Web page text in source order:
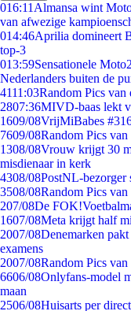
016:11 Almansa wint
van afwezige
014:46Aprilia domineert
top-3
013:59Sensationele
Nederlanders buiten de
4111:03Random Pics van
2807:36MIVD-baas lekt
1609/08VrijMiBabes
7609/08Random Pics
1308/08Vrouw krijgt 30
misdienaar in kerk
4308/08PostNL-bezorger
3508/08Random Pics
207/08De
1607/08Meta krijgt half
2007/08Denemarken
examens
2007/08Random Pics
6606/08Onlyfans-model
maan
2506/08Huisarts per